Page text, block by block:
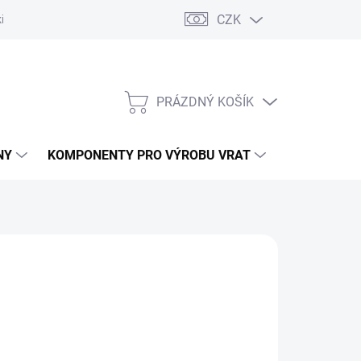
bran Pohony posuvných bran Pohony garážových
CZK
NÁKUPNÍ
PRÁZDNÝ KOŠÍK
KOMPONENTY PRO VÝROBU VRAT